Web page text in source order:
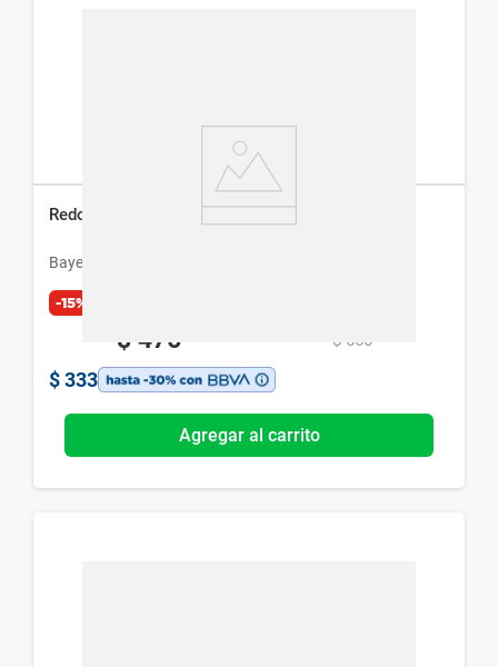
Redoxon Triple Accion x 10 Comp Efervescentes
Bayer
-15%
$ 476 $ 560
$ 333
Agregar al carrito